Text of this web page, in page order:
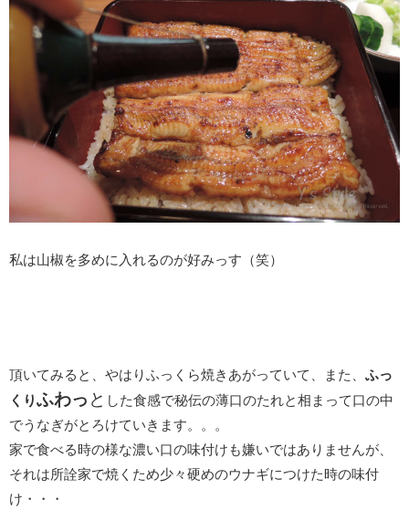
私は山椒を多めに入れるのが好みっす（笑）
頂いてみると、やはりふっくら焼きあがっていて、また、 ふっ
くり ふわっ と した食感で秘伝の薄口のたれと相まって口の中
でうなぎがとろけていきます。。。
家で食べる時の様な濃い口の味付けも嫌いではありませんが、
それは所詮家で焼くため少々硬めのウナギにつけた時の味付
け・・・